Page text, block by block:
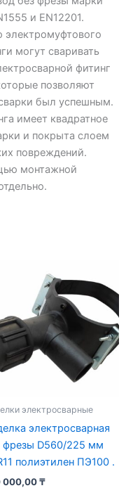
и EN12201.
могут сваривать
фитинг
позволяют
был успешным.
имеет квадратное
и покрыта слоем
повреждений.
монтажной
электросварные
электросварная
фрезы D560/225 мм
полиэтилен ПЭ100 .
000,00₸